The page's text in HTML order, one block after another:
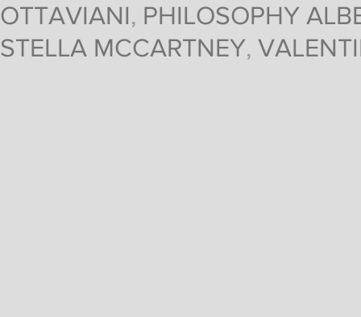
OTTAVIANI, PHILOSOPHY
STELLA MCCARTNEY,